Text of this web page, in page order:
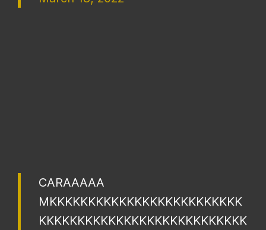
CARAAAAA
MKKKKKKKKKKKKKKKKKKKKKKKKK
KKKKKKKKKKKKKKKKKKKKKKKKKKK